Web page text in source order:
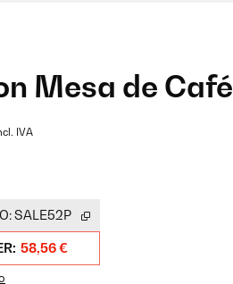
Mesa de Café
IVA
SALE52P
58,56 €